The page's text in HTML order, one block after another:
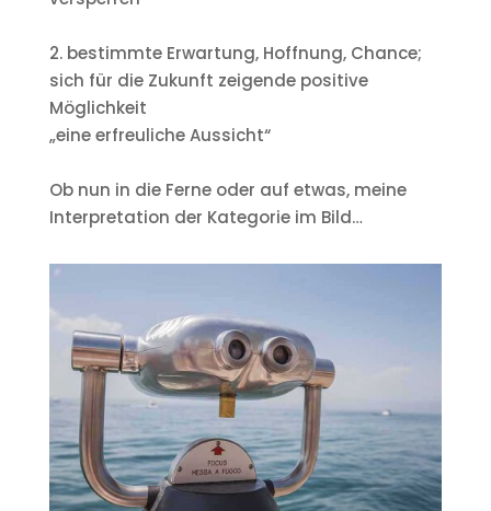
2. bestimmte Erwartung, Hoffnung, Chance;
sich für die Zukunft zeigende positive
Möglichkeit
„eine erfreuliche Aussicht“
Ob nun in die Ferne oder auf etwas, meine
Interpretation der Kategorie im Bild…